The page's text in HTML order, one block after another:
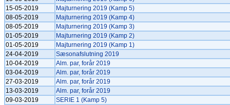
15-05-2019
Majturnering 2019 (Kamp 5)
08-05-2019
Majturnering 2019 (Kamp 4)
08-05-2019
Majturnering 2019 (Kamp 3)
01-05-2019
Majturnering 2019 (Kamp 2)
01-05-2019
Majturnering 2019 (Kamp 1)
24-04-2019
Sæsonafslutning 2019
10-04-2019
Alm. par, forår 2019
03-04-2019
Alm. par, forår 2019
27-03-2019
Alm. par, forår 2019
13-03-2019
Alm. par, forår 2019
09-03-2019
SERIE 1 (Kamp 5)